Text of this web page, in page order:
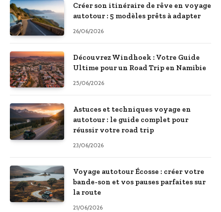
Créer son itinéraire de rêve en voyage
autotour : 5 modèles prêts à adapter
26/06/2026
Découvrez Windhoek : Votre Guide
Ultime pour un Road Trip en Namibie
25/06/2026
Astuces et techniques voyage en
autotour : le guide complet pour
réussir votre road trip
23/06/2026
Voyage autotour Écosse : créer votre
bande-son et vos pauses parfaites sur
la route
21/06/2026